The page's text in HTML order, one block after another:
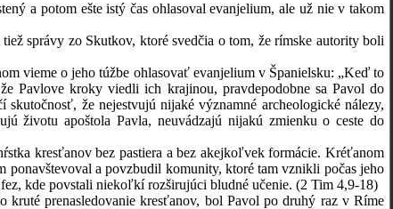
potom ešte istý čas ohlasoval evanjelium, ale už nie v takom
zo Skutkov, ktoré svedčia o tom, že rímske autority boli
o jeho túžbe ohlasovať evanjelium v Španielsku: „Keď to
Pavlove kroky viedli ich krajinou, pravdepodobne sa Pavol do
že nejestvujú nijaké významné archeologické nálezy,
životu apoštola Pavla, neuvádzajú nijakú zmienku o ceste do
kresťanov bez pastiera a bez akejkoľvek formácie. Kréťanom
ponavštevoval a povzbudil komunity, ktoré tam vznikli počas jeho
kde povstali niekoľkí rozširujúci bludné učenie. (2 Tim 4,9-18)
prenasledovanie kresťanov, bol Pavol po druhý raz v Ríme